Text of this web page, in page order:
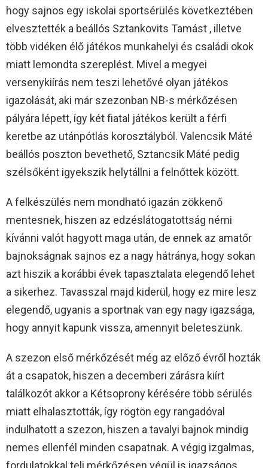
hogy sajnos egy iskolai sportsérülés következtében
elvesztették a beállós Sztankovits Tamást , illetve
több vidéken élő játékos munkahelyi és családi okok
miatt lemondta szereplést. Mivel a megyei
versenykiírás nem teszi lehetővé olyan játékos
igazolását, aki már szezonban NB-s mérkőzésen
pályára lépett, így két fiatal játékos került a férfi
keretbe az utánpótlás korosztályból. Valencsik Máté
beállós poszton bevethető, Sztancsik Máté pedig
szélsőként igyekszik helytállni a felnőttek között.
A felkészülés nem mondható igazán zökkenő
mentesnek, hiszen az edzéslátogatottság némi
kívánni valót hagyott maga után, de ennek az amatőr
bajnokságnak sajnos ez a nagy hátránya, hogy sokan
azt hiszik a korábbi évek tapasztalata elegendő lehet
a sikerhez. Tavasszal majd kiderül, hogy ez mire lesz
elegendő, ugyanis a sportnak van egy nagy igazsága,
hogy annyit kapunk vissza, amennyit beleteszünk.
A szezon első mérkőzését még az előző évről hozták
át a csapatok, hiszen a decemberi zárásra kiírt
találkozót akkor a Kétsoprony kérésére több sérülés
miatt elhalasztották, így rögtön egy rangadóval
indulhatott a szezon, hiszen a tavalyi bajnok mindig
nemes ellenfél minden csapatnak. A végig izgalmas,